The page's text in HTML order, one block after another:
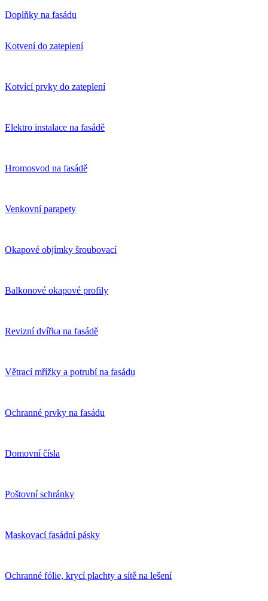
Doplňky na fasádu
Kotvení do zateplení
Kotvící prvky do zateplení
Elektro instalace na fasádě
Hromosvod na fasádě
Venkovní parapety
Okapové objímky šroubovací
Balkonové okapové profily
Revizní dvířka na fasádě
Větrací mřížky a potrubí na fasádu
Ochranné prvky na fasádu
Domovní čísla
Poštovní schránky
Maskovací fasádní pásky
Ochranné fólie, krycí plachty a sítě na lešení